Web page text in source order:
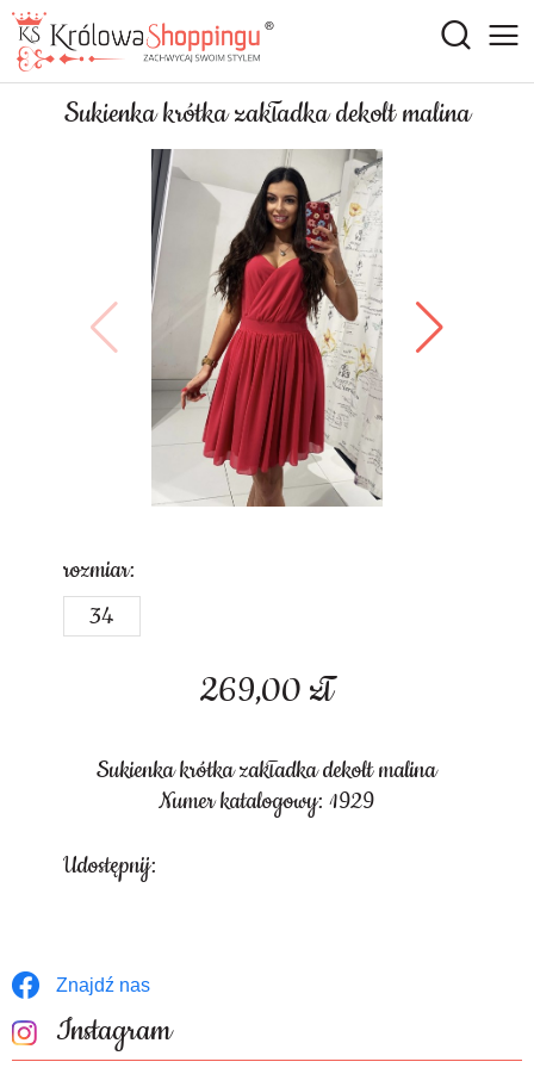
Sukienka krótka zakładka dekolt malina
269,00 zł
rozmiar:
34
Sukienka krótka zakładka dekolt malina
Numer katalogowy: 1929
Udostępnij:
Znajdź nas
Instagram